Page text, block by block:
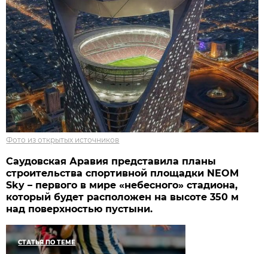
Фото из открытых источников
Саудовская Аравия представила планы
строительства спортивной площадки NEOM
Sky – первого в мире «небесного» стадиона,
который будет расположен на высоте 350 м
над поверхностью пустыни.
СТАТЬЯ ПО ТЕМЕ